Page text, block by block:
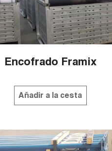
Encofrado Framix
Añadir a la cesta